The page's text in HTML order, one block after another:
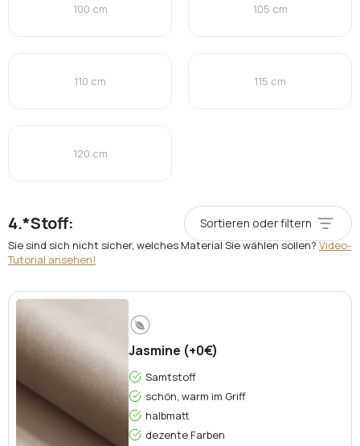
100 cm 105 cm
110 cm 115 cm
120 cm
*Stoff: Sortieren oder filtern
Sie sind sich nicht sicher, welches Material Sie wählen sollen?Video-
Tutorial ansehen!
Jasmine (+0€)
Samtstoff
schön, warm im Griff
halbmatt
dezente Farben